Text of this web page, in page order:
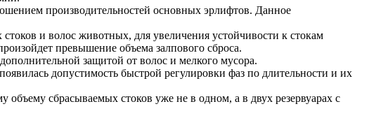
производительностей основных эрлифтов. Данное
и волос животных, для увеличения устойчивости к стокам
превышение объема залпового сброса.
защитой от волос и мелкого мусора.
допустимость быстрой регулировки фаз по длительности и их
сбрасываемых стоков уже не в одном, а в двух резервуарах с